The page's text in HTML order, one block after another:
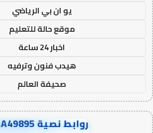
يو ان بي الرياضي
موقع حالة للتعليم
اخبار 24 ساعة
هيدب فنون وترفيه
صحيفة العالم
روابط نصية AA49895